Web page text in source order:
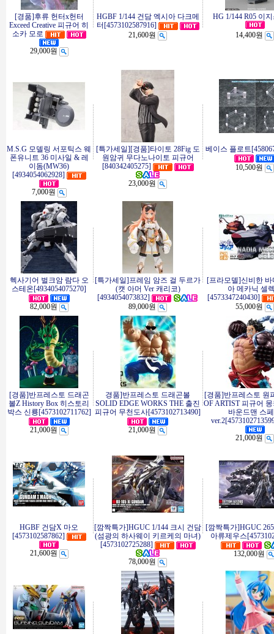
[경품]후류 헌터x헌터
Exceed Creative 피규어 히
소카 모로
29,000원
HGBF 1/144 건담 엑시아 다크메
터[4573102587916]
21,600원
HG 1/144 R05 이
14,400원
M.S.G 모델링 서포틱스 웨
폰유니트 36 미사일 & 레
이돔(MW36)
[4934054062928]
7,000원
[특가세일][경품]타이토 28Fig 도
원암귀 무다노나이토 피규어
[840342405275]
23,000원
베이스 플로트
10,500원
헥사기어 벌크암 람다 오
스테온[4934054075270]
82,000원
[특가세일]프레임 암즈 걸 두르가
(캣 아머 Ver 캐리코)
[4934054073832]
89,000원
[프라모델]신비한 바
아 메카닉 셀
[4573347240430]
55,000원
[경품]반프레스토 드래곤
볼Z History Box 히스토리
박스 신룡[4573102711762]
21,000원
경품]반프레스토 드래곤볼
SOLID EDGE WORKS THE 출진
피규어 무천도사[4573102713490]
21,000원
[경품]반프레스토 원
OF ARTIST 피규어
바운드맨 스
21,000원
HGBF 건담X 마오
[4573102587862]
21,600원
[깜짝특가]HGUC 1/144 크시 건담
(섬광의 하사웨이 키르케의 마녀)
[4573102725288]
78,000원
[깜짝특가]HGUC
아류제우스
132,000원